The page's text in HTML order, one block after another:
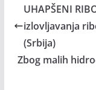
UHAPŠENI
izlovljavanja
(Srbija)
Zbog malih